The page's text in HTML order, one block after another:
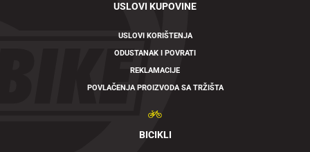
USLOVI KUPOVINE
USLOVI KORIŠTENJA
ODUSTANAK I POVRATI
REKLAMACIJE
POVLAČENJA PROIZVODA SA TRŽIŠTA
BICIKLI